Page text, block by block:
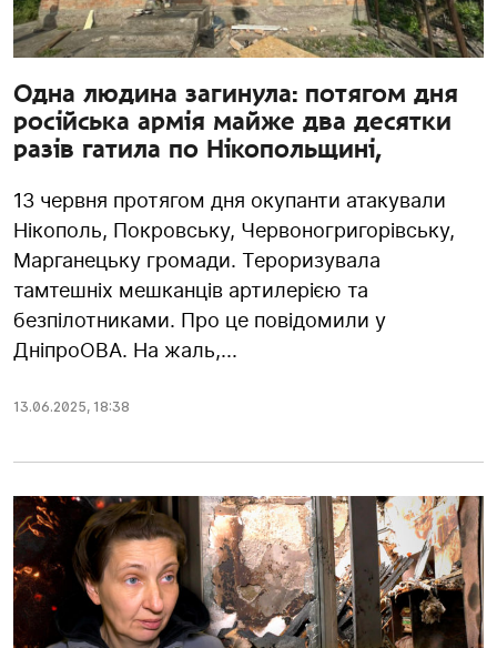
Одна людина загинула: потягом дня
російська армія майже два десятки
разів гатила по Нікопольщині,
13 червня протягом дня окупанти атакували
Нікополь, Покровську, Червоногригорівську,
Марганецьку громади. Тероризувала
тамтешніх мешканців артилерією та
безпілотниками. Про це повідомили у
ДніпроОВА. На жаль,...
13.06.2025, 18:38